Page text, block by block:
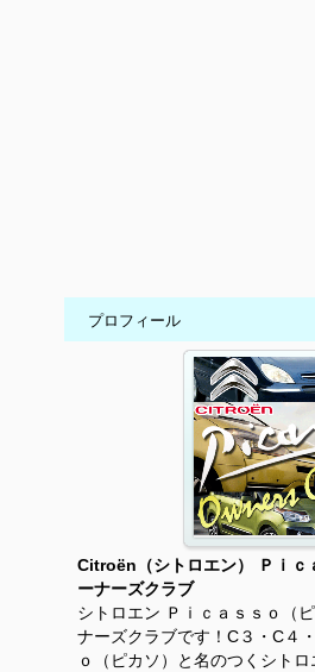
プロフィール
Citroën（シトロエン） Ｐｉｃ
ーナーズクラブ
シトロエン Ｐｉｃａｓｓｏ（
ナーズクラブです！C３・C４
ｏ（ピカソ）と名のつくシト